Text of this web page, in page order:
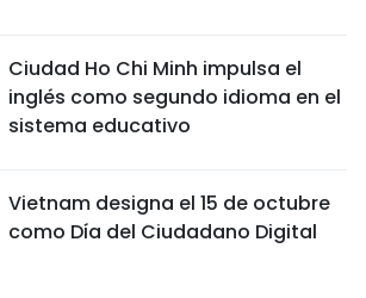
Ciudad Ho Chi Minh impulsa el
inglés como segundo idioma en el
sistema educativo
Vietnam designa el 15 de octubre
como Día del Ciudadano Digital